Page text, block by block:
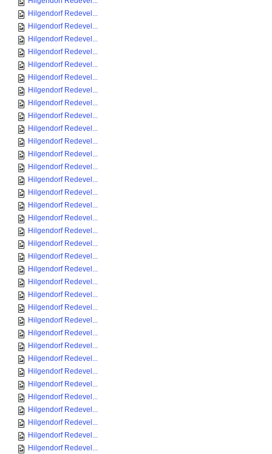
Hilgendorf Redevel...
Hilgendorf Redevel...
Hilgendorf Redevel...
Hilgendorf Redevel...
Hilgendorf Redevel...
Hilgendorf Redevel...
Hilgendorf Redevel...
Hilgendorf Redevel...
Hilgendorf Redevel...
Hilgendorf Redevel...
Hilgendorf Redevel...
Hilgendorf Redevel...
Hilgendorf Redevel...
Hilgendorf Redevel...
Hilgendorf Redevel...
Hilgendorf Redevel...
Hilgendorf Redevel...
Hilgendorf Redevel...
Hilgendorf Redevel...
Hilgendorf Redevel...
Hilgendorf Redevel...
Hilgendorf Redevel...
Hilgendorf Redevel...
Hilgendorf Redevel...
Hilgendorf Redevel...
Hilgendorf Redevel...
Hilgendorf Redevel...
Hilgendorf Redevel...
Hilgendorf Redevel...
Hilgendorf Redevel...
Hilgendorf Redevel...
Hilgendorf Redevel...
Hilgendorf Redevel...
Hilgendorf Redevel...
Hilgendorf Redevel...